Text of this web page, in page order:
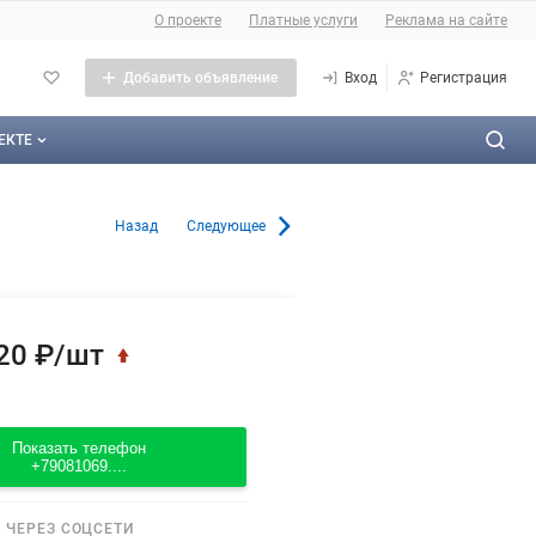
О сайте
О проекте Платные услуги Реклама на сайте
Добавить объявление Вход Регистрация
на сайте
сайта
в Омске
Назад Следующее
₽/шт
Показать телефон
+79081069....
ЧЕРЕЗ СОЦСЕТИ